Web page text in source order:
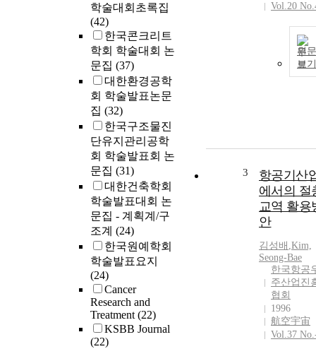
학술대회초록집
(42)
한국콘크리트
학회 학술대회 논
문집 (37)
대한환경공학
회 학술발표논문
집 (32)
한국구조물진
단유지관리공학
회 학술발표회 논
문집 (31)
대한건축학회
학술발표대회 논
문집 - 계획계/구
조계 (24)
한국원예학회
학술발표요지
(24)
Cancer
Research and
Treatment(22)
KSBB Journal
(22)
Vol.20
원문
보기
3
항공기산
에서의 절
교역 활용
안
김성배 ,Kim,
Seong-Bae
한국항공
주산업진
협회
1996
航空宇宙
Vol.37